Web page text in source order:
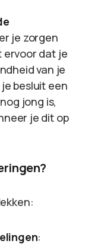
je zorgen
ervoor dat je
van je
besluit een
jong is,
je dit op
: